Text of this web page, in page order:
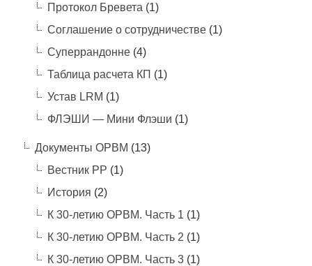
Протокол Бревета (1)
Соглашение о сотрудничестве(1)
Суперрандонне(4)
Таблица расчета КП (1)
Устав LRM (1)
ФЛЭШИ — Мини Флэши (1)
Документы ОРВМ (13)
Вестник РР (1)
История (2)
К 30-летию ОРВМ. Часть 1 (1)
К 30-летию ОРВМ. Часть 2 (1)
К 30-летию ОРВМ. Часть 3(1)